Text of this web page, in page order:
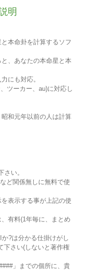
明
本命卦を計算するソフ
、あなたの本命星と本
にも対応。
ツーカー、au)に対応し
和元年以前の人は計算
い。
ど関係無しに無料で使
表示する事が上記の使
有料(1年毎に、まとめ
?は分かる仕掛けがし
下さい(しないと著作権
」までの個所に、貴